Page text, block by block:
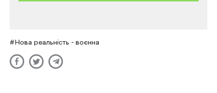
Нова реальність - воєнна